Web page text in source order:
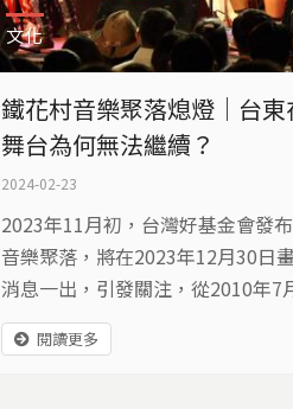
文化
鐵花村音樂聚落熄燈｜台
舞台為何無法繼續？
2024-02-23
2023年11月初，台灣好基金會發
音樂聚落，將在2023年12月30日
消息一出，引發關注，從2010年7
第一場表演，已經是台東熱門地標
樂聚落，為什麼要熄燈？
閱讀更多